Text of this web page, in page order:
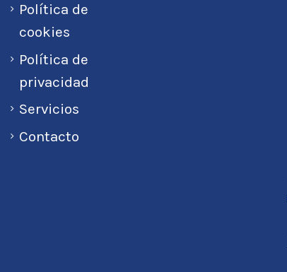
Política de
cookies
Política de
privacidad
Servicios
Contacto